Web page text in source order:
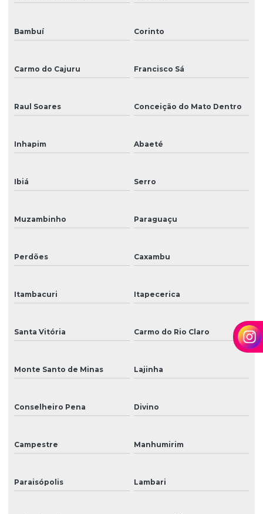
Bambuí Corinto
Carmo do Cajuru Francisco Sá
Raul Soares Conceição do Mato Dentro
Inhapim Abaeté
Ibiá Serro
Muzambinho Paraguaçu
Perdões Caxambu
Itambacuri Itapecerica
Santa Vitória Carmo do Rio Claro
Monte Santo de Minas Lajinha
Conselheiro Pena Divino
Campestre Manhumirim
Paraisópolis Lambari